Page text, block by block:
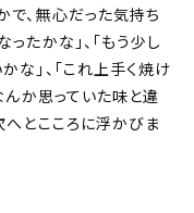
、無心だった気持ち
たかな」、「もう少し
な」、「これ上手く焼け
んか思っていた味と違
へとこころに浮かびま